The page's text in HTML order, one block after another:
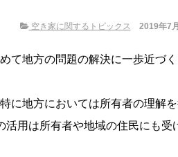
空き家に関するトピックス 2019年7
て地方の問題の解決に一歩近づく
に地方においては所有者の理解
活用は所有者や地域の住民にも受